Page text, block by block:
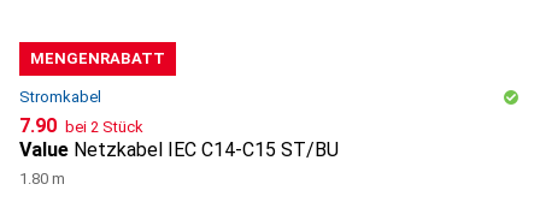
MENGENRABATT
Stromkabel
CHF
7.90 bei 2 Stück
Value Netzkabel IEC C14-C15 ST/BU
1.80 m